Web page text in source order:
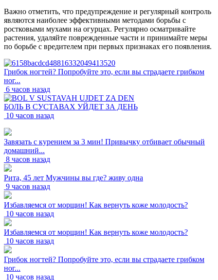
Важно отметить, что предупреждение и регулярный контроль
являются наиболее эффективными методами борьбы с
ростковыми мухами на огурцах. Регулярно осматривайте
растения, удаляйте поврежденные части и принимайте меры
по борьбе с вредителем при первых признаках его появления.
Грибок ногтей? Попробуйте это, если вы страдаете грибком
ног...
6 часов назад
БОЛЬ В СУСТАВАХ УЙДЕТ ЗА ДЕНЬ
10 часов назад
Завязать с курением за 3 мин! Привычку отбивает обычный
домашний...
8 часов назад
Рита, 45 лет Мужчины вы где? живу одна
9 часов назад
Избавляемся от морщин! Как вернуть коже молодость?
10 часов назад
Избавляемся от морщин! Как вернуть коже молодость?
10 часов назад
Грибок ногтей? Попробуйте это, если вы страдаете грибком
ног...
10 часов назад